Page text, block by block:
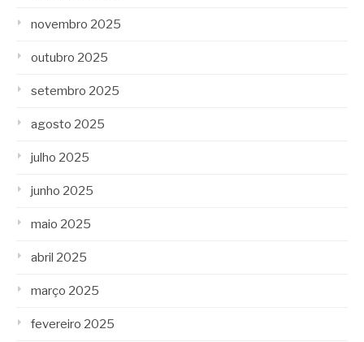
novembro 2025
outubro 2025
setembro 2025
agosto 2025
julho 2025
junho 2025
maio 2025
abril 2025
março 2025
fevereiro 2025